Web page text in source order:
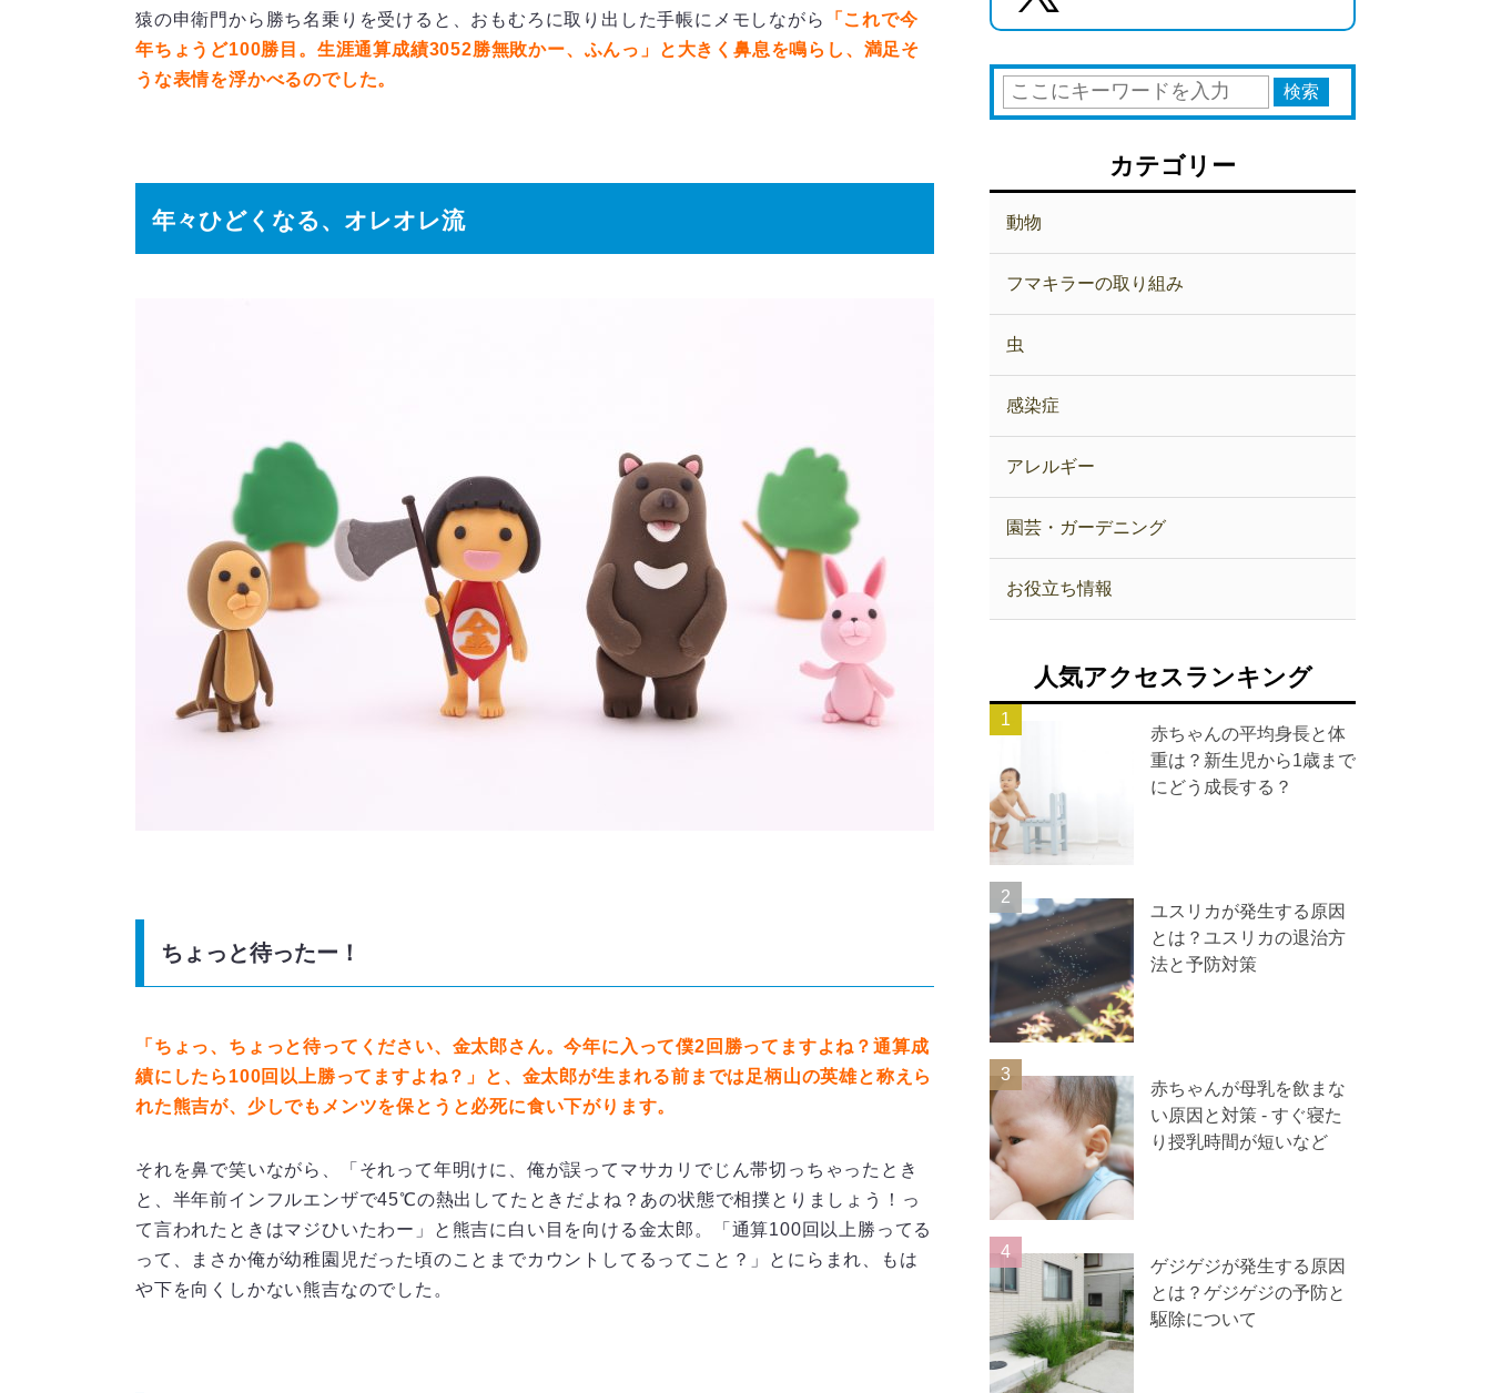
猿の申衛門から勝ち名乗りを受けると、おもむろに取り出した手帳にメモしながら
「これで今
年ちょうど100勝目。生涯通算成績3052勝無敗かー、ふんっ」と大きく鼻息を鳴らし、満足そ
うな表情を浮かべるのでした。
年々ひどくなる、オレオレ流
ちょっと待ったー！
「ちょっ、ちょっと待ってください、金太郎さん。今年に入って僕2回勝ってますよね？通算成
績にしたら100回以上勝ってますよね？」と、 金太郎が生まれる前までは足柄山の英雄と称えら
れた熊吉が、少しでもメンツを保とうと必死に食い下がります。
それを鼻で笑いながら、「それって年明けに、俺が誤ってマサカリでじん帯切っちゃったとき
と、半年前インフルエンザで45℃の熱出してたときだよね？あの状態で相撲とりましょう！っ
て言われたときはマジひいたわー」と熊吉に白い目を向ける金太郎。「通算100回以上勝ってる
って、まさか俺が幼稚園児だった頃のことまでカウントしてるってこと？」とにらまれ、もは
や下を向くしかない熊吉なのでした。
カテゴリー
動物
フマキラーの取り組み
虫
感染症
アレルギー
園芸・ガーデニング
お役立ち情報
人気アクセスランキング
赤ちゃんの平均身長と体
重は？新生児から1歳まで
にどう成長する？
ユスリカが発生する原因
とは？ユスリカの退治方
法と予防対策
赤ちゃんが母乳を飲まな
い原因と対策 ‐ すぐ寝た
り授乳時間が短いなど
ゲジゲジが発生する原因
とは？ゲジゲジの予防と
駆除について